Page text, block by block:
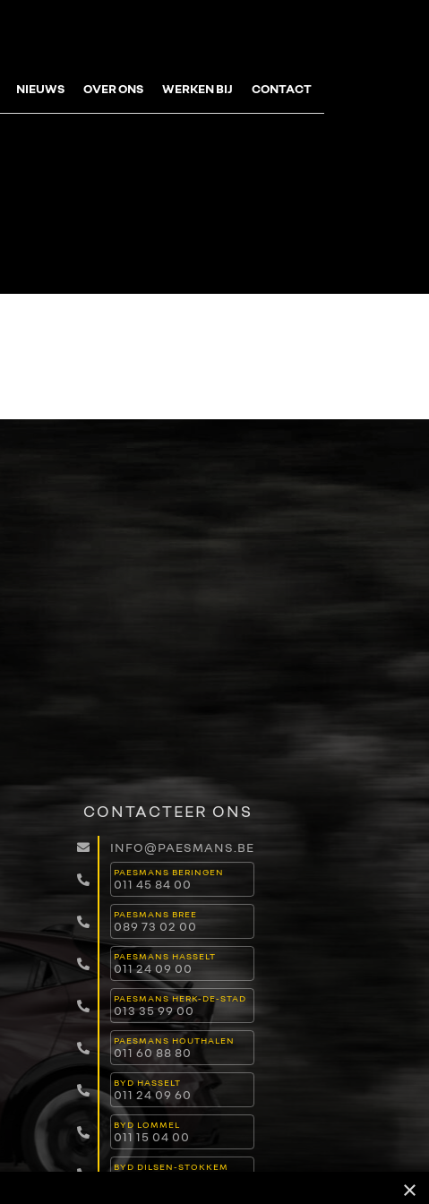
NIEUWS OVER ONS WERKEN BIJ CONTACT
CONTACTEER ONS
INFO@PAESMANS.BE
PAESMANS BERINGEN
011 45 84 00
PAESMANS BREE
089 73 02 00
PAESMANS HASSELT
011 24 09 00
PAESMANS HERK-DE-STAD
013 35 99 00
PAESMANS HOUTHALEN
011 60 88 80
BYD HASSELT
011 24 09 60
BYD LOMMEL
011 15 04 00
BYD DILSEN-STOKKEM
×